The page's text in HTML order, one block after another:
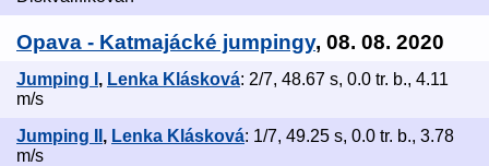
Opava - Katmajácké jumpingy, 08. 08. 2020
Jumping I , Lenka Klásková: 2/7, 48.67 s, 0.0 tr. b., 4.11
m/s
Jumping II , Lenka Klásková: 1/7, 49.25 s, 0.0 tr. b., 3.78
m/s